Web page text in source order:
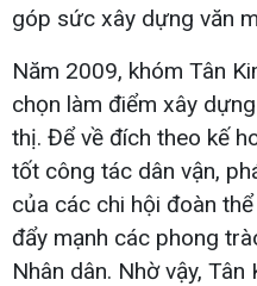
góp sức xây dựng văn
Năm 2009, khóm Tân
chọn làm điểm xây
thị. Để về đích theo kế
tốt công tác dân vận,
của các chi hội đoàn
đẩy mạnh các phong
Nhân dân. Nhờ vậy,